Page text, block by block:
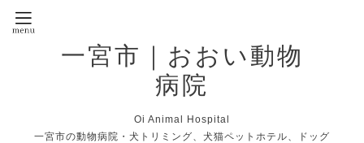
一宮市｜おおい動物
病院
Oi Animal Hospital
一宮市の動物病院・犬トリミング、犬猫ペットホテル、ドッグ